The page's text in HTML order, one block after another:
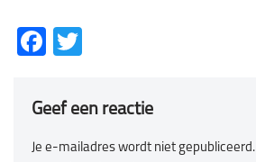
Facebook
Geef een reactie
Je e-mailadres wordt niet gepubliceerd.